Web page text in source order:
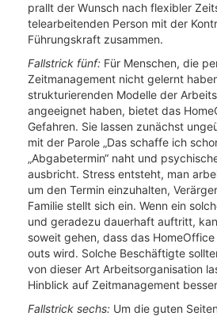
prallt der Wunsch nach flexibler
telearbeitenden Person mit der
Führungskraft zusammen.
Fallstrick fünf: Für Menschen, die
Zeitmanagement nicht gelernt
strukturierenden Modelle der
angeeignet haben, bietet das
Gefahren. Sie lassen zunächst
mit der Parole „Das schaffe ich
„Abgabetermin“ naht und
ausbricht. Stress entsteht, man
um den Termin einzuhalten,
Familie stellt sich ein. Wenn ein
und geradezu dauerhaft auftritt,
soweit gehen, dass das
outs wird. Solche Beschäftigte
von dieser Art Arbeitsorganisation
Hinblick auf Zeitmanagement
Fallstrick sechs: Um die guten